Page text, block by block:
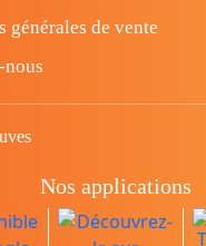
générales de vente
nous
Nos applications